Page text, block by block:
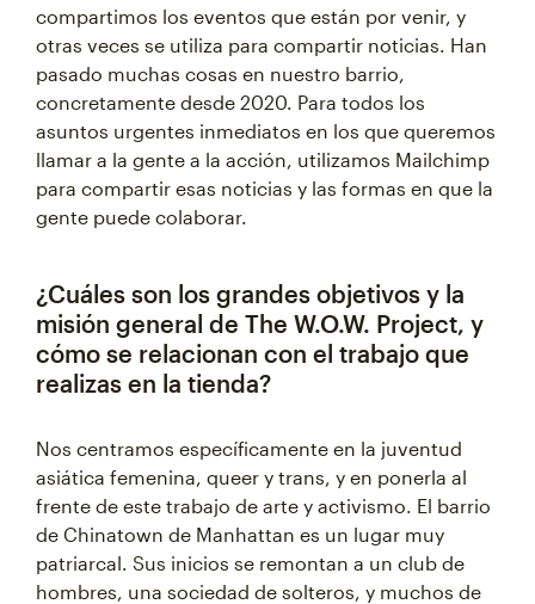
compartimos los eventos que están por venir, y
otras veces se utiliza para compartir noticias. Han
pasado muchas cosas en nuestro barrio,
concretamente desde 2020. Para todos los
asuntos urgentes inmediatos en los que queremos
llamar a la gente a la acción, utilizamos Mailchimp
para compartir esas noticias y las formas en que la
gente puede colaborar.
¿Cuáles son los grandes objetivos y la
misión general de The W.O.W. Project, y
cómo se relacionan con el trabajo que
realizas en la tienda?
Nos centramos específicamente en la juventud
asiática femenina, queer y trans, y en ponerla al
frente de este trabajo de arte y activismo. El barrio
de Chinatown de Manhattan es un lugar muy
patriarcal. Sus inicios se remontan a un club de
hombres, una sociedad de solteros, y muchos de